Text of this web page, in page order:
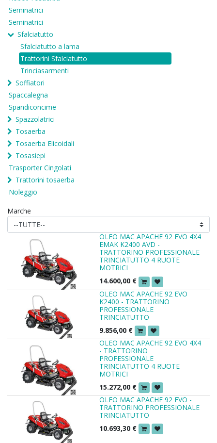
Seminatrici
Seminatrici
Sfalciatutto
Sfalciatutto a lama
Trattorini Sfalciatutto
Trinciasarmenti
Soffiatori
Spaccalegna
Spandiconcime
Spazzolatrici
Tosaerba
Tosaerba Elicoidali
Tosasiepi
Trasporter Cingolati
Trattorini tosaerba
Noleggio
Marche
OLEO MAC APACHE 92 EVO 4X4
EMAK K2400 AVD -
TRATTORINO PROFESSIONALE
TRINCIATUTTO 4 RUOTE
MOTRICI
14.600,00 €
OLEO MAC APACHE 92 EVO
K2400 - TRATTORINO
PROFESSIONALE
TRINCIATUTTO
9.856,00 €
OLEO MAC APACHE 92 EVO 4X4
- TRATTORINO
PROFESSIONALE
TRINCIATUTTO 4 RUOTE
MOTRICI
15.272,00 €
OLEO MAC APACHE 92 EVO -
TRATTORINO PROFESSIONALE
TRINCIATUTTO
10.693,30 €